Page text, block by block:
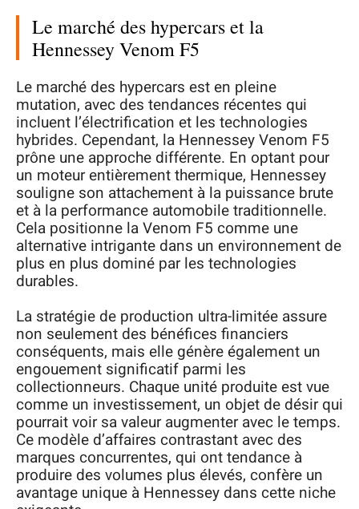
Le marché des hypercars et la
Hennessey Venom F5
Le marché des hypercars est en pleine
mutation, avec des tendances récentes qui
incluent l’électrification et les technologies
hybrides. Cependant, la Hennessey Venom F5
prône une approche différente. En optant pour
un moteur entièrement thermique, Hennessey
souligne son attachement à la puissance brute
et à la performance automobile traditionnelle.
Cela positionne la Venom F5 comme une
alternative intrigante dans un environnement de
plus en plus dominé par les technologies
durables.
La stratégie de production ultra-limitée assure
non seulement des bénéfices financiers
conséquents, mais elle génère également un
engouement significatif parmi les
collectionneurs. Chaque unité produite est vue
comme un investissement, un objet de désir qui
pourrait voir sa valeur augmenter avec le temps.
Ce modèle d’affaires contrastant avec des
marques concurrentes, qui ont tendance à
produire des volumes plus élevés, confère un
avantage unique à Hennessey dans cette niche